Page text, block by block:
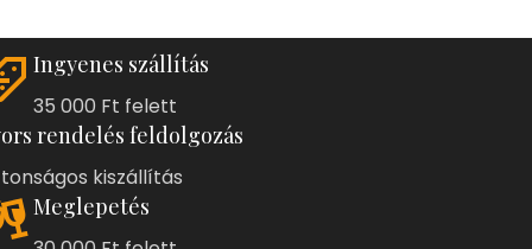
Ingyenes szállítás
35 000 Ft felett
rendelés feldolgozás
kiszállítás
Meglepetés